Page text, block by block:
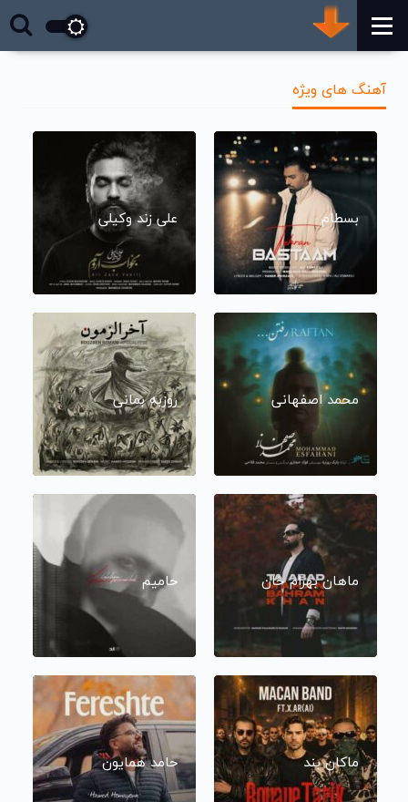
آهنگ های ویژه
بسطام علی زند وکیلی
محمد اصفهانی روزبه بمانی
ماهان بهرام خان حامیم
ماکان بند حامد همایون